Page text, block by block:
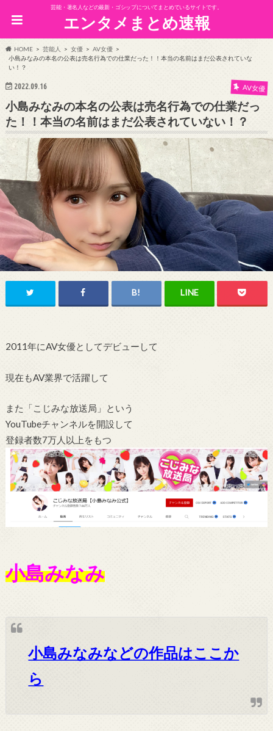
芸能・著名人などの最新・ゴシップについてまとめているサイトです。
エンタメまとめ速報
HOME 芸能人 女優
AV女優
小島みなみの本名の公表は売名行為での仕業だった！！本当の名前はまだ公表されていな
い！？
2022.09.16 AV女優
小島みなみの本名の公表は売名行為での仕業だっ
た！！本当の名前はまだ公表されていない！？
2011年にAV女優としてデビューして
現在もAV業界で活躍して
また「こじみな放送局」という
YouTubeチャンネルを開設して
登録者数7万人以上をもつ
小島みなみ
小島みなみなどの作品はここか
ら